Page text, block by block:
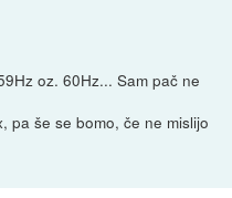
oz. 60Hz... Sam pač ne
pa še se bomo, če ne mislijo